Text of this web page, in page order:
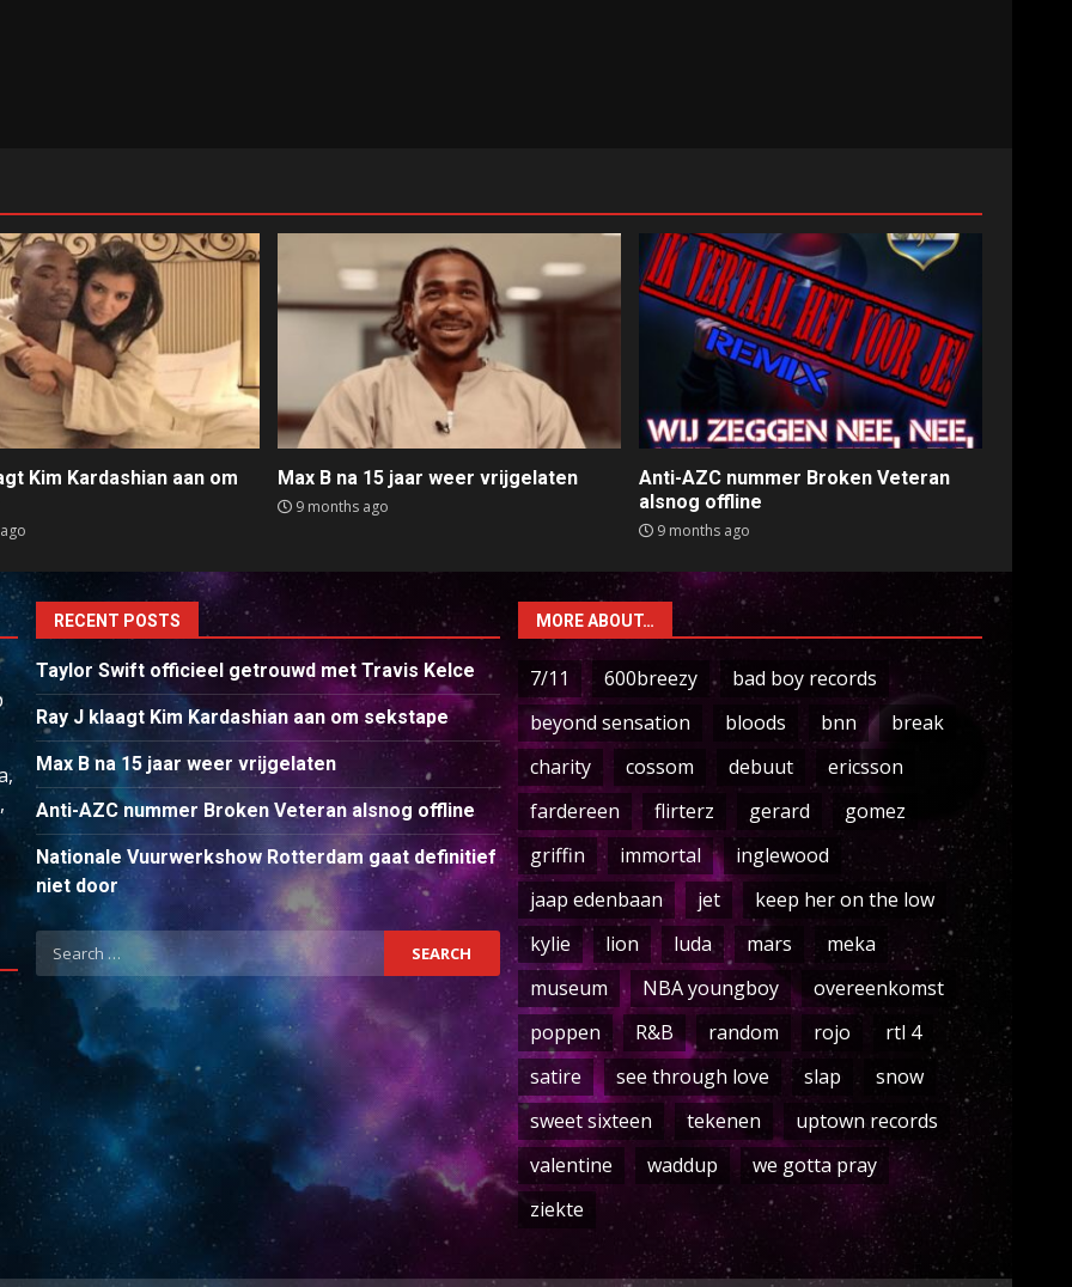
Kim Kardashian aan om
Max B na 15 jaar weer vrijgelaten
9 months ago
Anti-AZC nummer Broken Veteran
alsnog offline
9 months ago
RECENT POSTS
Taylor Swift officieel getrouwd met Travis Kelce
Ray J klaagt Kim Kardashian aan om sekstape
Max B na 15 jaar weer vrijgelaten
Anti-AZC nummer Broken Veteran alsnog offline
Nationale Vuurwerkshow Rotterdam gaat definitief
niet door
Search
for:
MORE ABOUT…
7/11 600breezy
bad boy records
beyond sensation
bloods bnn
break
charity
cossom debuut
ericsson
fardereen
flirterz gerard
gomez
griffin
immortal
inglewood
jaap edenbaan
jet
keep her on the low
kylie
lion luda mars
meka
museum
NBA youngboy
overeenkomst
poppen
R&B random rojo
rtl 4
satire
see through love slap
snow
sweet sixteen
tekenen
uptown records
valentine
waddup
we gotta pray
ziekte